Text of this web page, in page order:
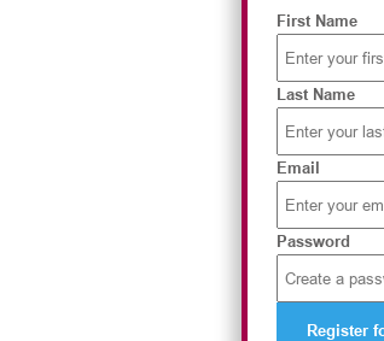
First Name
Last Name
Email
Password